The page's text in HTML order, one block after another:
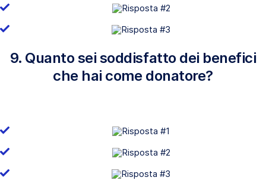
9. Quanto sei soddisfatto dei benefici
che hai come donatore?